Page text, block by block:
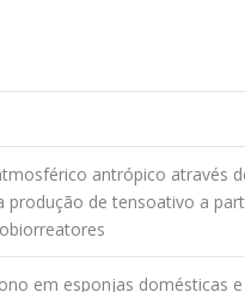
antrópico através
produção de tensoativo a
em esponjas domésticas